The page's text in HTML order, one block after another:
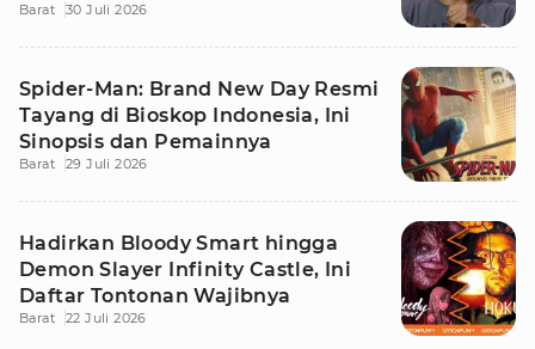
Barat 30 Juli 2026
Spider-Man: Brand New Day Resmi
Tayang di Bioskop Indonesia, Ini
Sinopsis dan Pemainnya
Barat 29 Juli 2026
Hadirkan Bloody Smart hingga
Demon Slayer Infinity Castle, Ini
Daftar Tontonan Wajibnya
Barat 22 Juli 2026